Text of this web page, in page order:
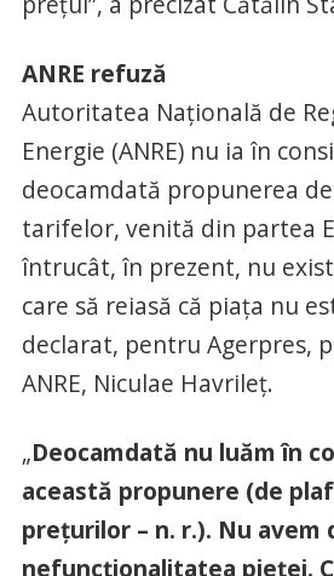
ANRE refuză
Autoritatea Naţională de
Energie (ANRE) nu ia în
deocamdată propunerea
tarifelor, venită din partea
întrucât, în prezent, nu
care să reiasă că piaţa nu
declarat, pentru Agerpres,
ANRE, Niculae Havrileţ.
„Deocamdată nu luăm în
această propunere (de
preţurilor – n. r.). Nu avem
nefuncţionalitatea pieţei.